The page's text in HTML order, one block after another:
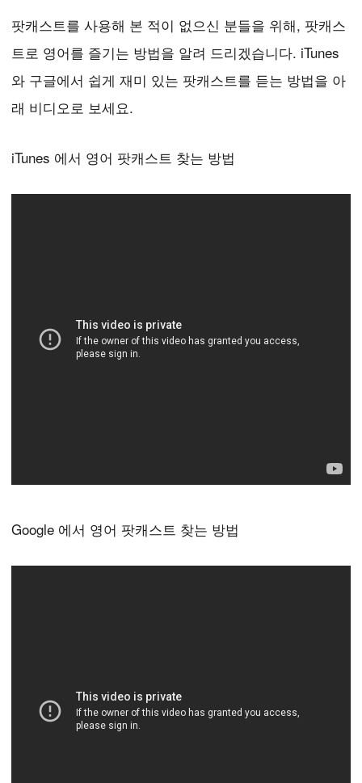
팟캐스트를 사용해 본 적이 없으신 분들을 위해, 팟캐스
트로 영어를 즐기는 방법을 알려 드리겠습니다. iTunes
와 구글에서 쉽게 재미 있는 팟캐스트를 듣는 방법을 아
래 비디오로 보세요.
iTunes 에서 영어 팟캐스트 찾는 방법
Google 에서 영어 팟캐스트 찾는 방법